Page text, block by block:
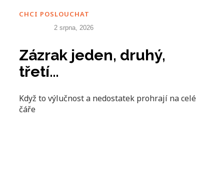
CHCI POSLOUCHAT
2 srpna, 2026
Zázrak jeden, druhý,
třetí…
Když to výlučnost a nedostatek prohrají na celé
čáře